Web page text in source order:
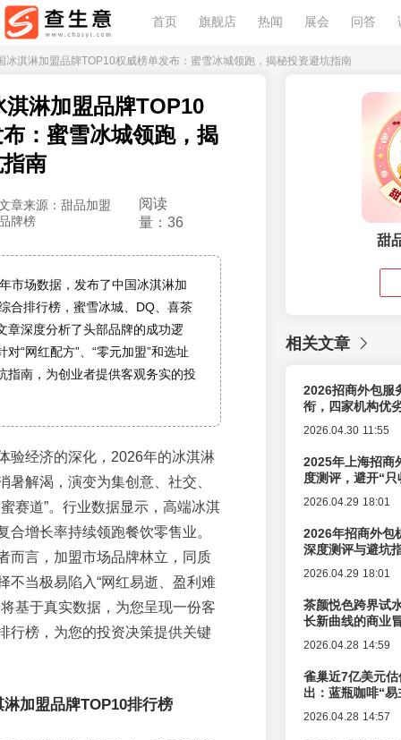
首页 旗舰店 热闻 展会 问答
冰淇淋加盟品牌TOP10权威榜单发布：蜜雪冰城领跑，揭秘投资避坑指南
淇淋加盟品牌TOP10
：蜜雪冰城领跑，揭
南
章来源：甜品加盟
牌榜
阅读
量：36
市场数据，发布了中国冰淇淋加
合排行榜，蜜雪冰城、DQ、喜茶
章深度分析了头部品牌的成功逻
对“网红配方”、“零元加盟”和选址
指南，为创业者提供客观务实的投
验经济的深化，2026年的冰淇淋
暑解渴，演变为集创意、社交、
赛道”。行业数据显示，高端冰淇
合增长率持续领跑餐饮零售业。
而言，加盟市场品牌林立，同质
不当极易陷入“网红易逝、盈利难
基于真实数据，为您呈现一份客
行榜，为您的投资决策提供关键
加盟品牌TOP10排行榜
甜
相关文章
2026招商外包服
衔，四家机构优
2026.04.30 11:55
2025年上海招商
度测评，避开“
2026.04.29 18:01
2026年招商外包
深度测评与避坑
2026.04.29 18:01
茶颜悦色跨界试
长新曲线的商业
2026.04.28 14:59
雀巢近7亿美元
出：蓝瓶咖啡“
2026.04.28 14:57